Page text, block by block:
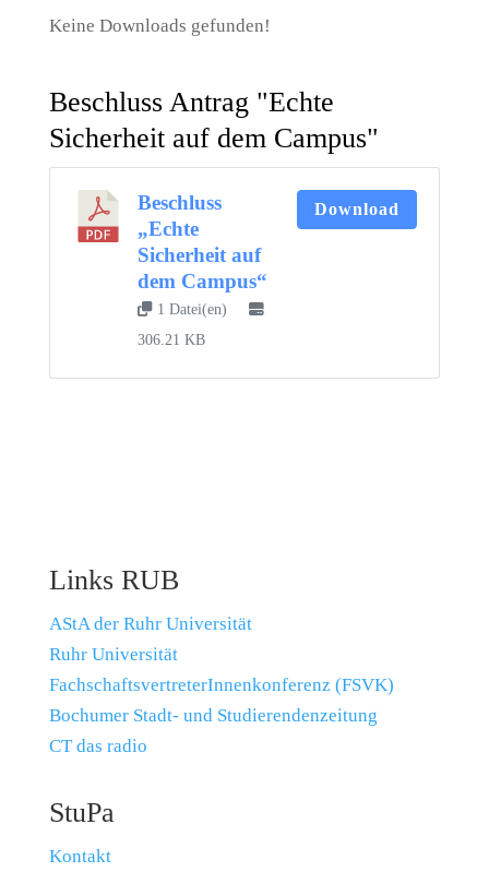
Keine Downloads gefunden!
Beschluss Antrag "Echte
Sicherheit auf dem Campus"
Beschluss
„Echte
Sicherheit auf
dem Campus“
1 Datei(en)
306.21 KB
Download
Links RUB
AStA der Ruhr Universität
Ruhr Universität
FachschaftsvertreterInnenkonferenz (FSVK)
Bochumer Stadt- und Studierendenzeitung
CT das radio
StuPa
Kontakt